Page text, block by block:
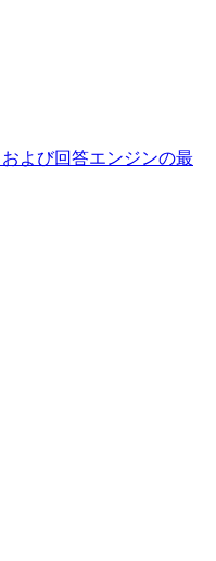
よび回答エンジンの最